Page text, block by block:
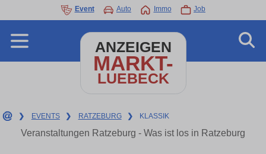
Event Auto Immo Job
ANZEIGEN
MARKT-
LUEBECK
❯ EVENTS ❯ RATZEBURG ❯ KLASSIK
Veranstaltungen Ratzeburg - Was ist los in Ratzeburg